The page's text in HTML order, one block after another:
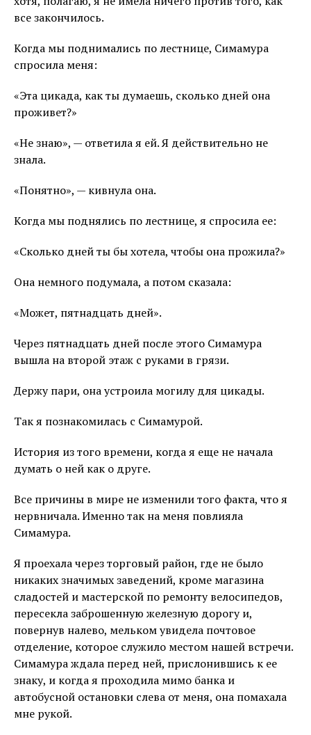
все закончилось.
Когда мы поднимались по лестнице, Симамура
спросила меня:
«Эта цикада, как ты думаешь, сколько дней она
проживет?»
«Не знаю», — ответила я ей. Я действительно не
знала.
«Понятно», — кивнула она.
Когда мы поднялись по лестнице, я спросила ее:
«Сколько дней ты бы хотела, чтобы она прожила?»
Она немного подумала, а потом сказала:
«Может, пятнадцать дней».
Через пятнадцать дней после этого Симамура
вышла на второй этаж с руками в грязи.
Держу пари, она устроила могилу для цикады.
Так я познакомилась с Симамурой.
История из того времени, когда я еще не начала
думать о ней как о друге.
Все причины в мире не изменили того факта, что я
нервничала. Именно так на меня повлияла
Симамура.
Я проехала через торговый район, где не было
никаких значимых заведений, кроме магазина
сладостей и мастерской по ремонту велосипедов,
пересекла заброшенную железную дорогу и,
повернув налево, мельком увидела почтовое
отделение, которое служило местом нашей встречи.
Симамура ждала перед ней, прислонившись к ее
знаку, и когда я проходила мимо банка и
автобусной остановки слева от меня, она помахала
мне рукой.